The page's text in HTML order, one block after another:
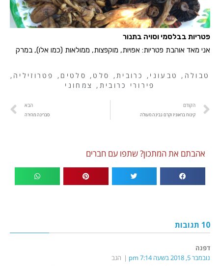
פטריות בבלסמי וסויה בתנור
אני מאד אוהבת פטריות: אפויות, מוקפצות, ממולאות (כמו אלו), במרק
טבולה , טבעוני , כרובית, סלט , סלטים , פטרוזיליה ,
פירורי כרובית , צמחוני
הקודם
קינוח בראוניז וקרם גבינה מעולה
הבא
סברינה מהירה
אהבתם את המתכון? שתפו עם חברים
10 תגובות
דפנה
נובמבר 5, 2018 בשעה 7:14 pm
הגב